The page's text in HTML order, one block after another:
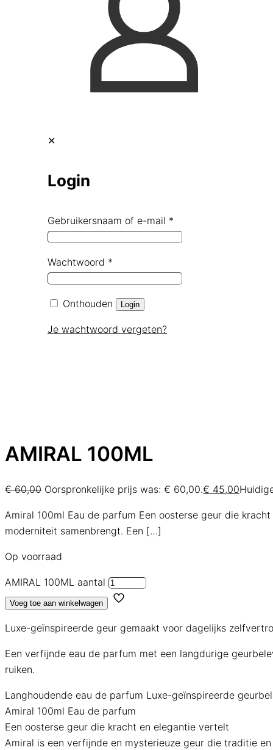
✕
Login
Gebruikersnaam of e-mail *
Wachtwoord *
Onthouden Login
Je wachtwoord vergeten?
AMIRAL 100ML
€60,00 Oorspronkelijke prijs was: € 60,00.€ 45,00
Amiral 100ml Eau de parfum Een oosterse geur die
moderniteit samenbrengt. Een […]
Op voorraad
AMIRAL 100ML aantal
Voeg toe aan winkelwagen
Luxe-geïnspireerde geur gemaakt voor dagelijks
Een verfijnde eau de parfum met een langdurige
ruiken.
Langhoudende eau de parfum Luxe-geïnspireerde
Amiral 100ml Eau de parfum
Een oosterse geur die kracht en elegantie vertelt
Amiral is een verfijnde en mysterieuze geur die traditie